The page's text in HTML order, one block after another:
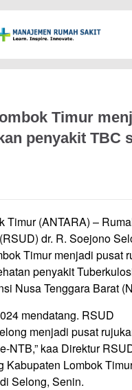
Timur
penyakit TBC
Timur (ANTARA) –
dr. R. Soejono
Timur menjadi pusat
penyakit
Nusa Tenggara Barat
mendatang. RSUD
menjadi pusat
NTB,” kaa Direktur
Kabupaten Lombok
Selong, Senin.